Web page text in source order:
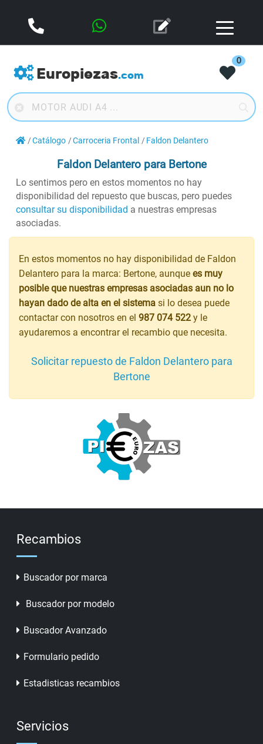
Europiezas.com
0
Catálogo Carroceria Frontal Faldon Delantero
Faldon Delanteropara Bertone
Lo sentimos pero en estos momentos no hay
disponibilidad del repuesto que buscas, pero puedes
consultar su disponibilidad a nuestras empresas
asociadas.
En estos momentos no hay disponibilidad de Faldon
Delantero para la marca: Bertone, aunque es muy
posible que nuestras empresas asociadas aun no lo
hayan dado de alta en el sistema si lo desea puede
contactar con nosotros en el 987 074 522 y le
ayudaremos a encontrar el recambio que necesita.
Solicitar repuesto de Faldon Delantero para
Bertone
Recambios
Buscador por marca
Buscador por modelo
Buscador Avanzado
Formulario pedido
Estadisticas recambios
Servicios